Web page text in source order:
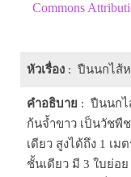
Commons
หัวเรื่อง : ปืนนกไส้
คำอธิบาย : ปืนนกไ
ก้นจ้ำขาว เป็นวัชพื
เดียว สูงได้ถึง 1 เ
ชั้นเดียว มี 3 ใบย่อ